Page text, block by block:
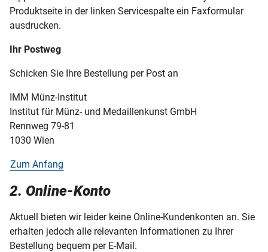
Produktseite in der linken Servicespalte ein Faxformular
ausdrucken.
Ihr Postweg
Schicken Sie Ihre Bestellung per Post an
IMM Münz-Institut
Institut für Münz- und Medaillenkunst GmbH
Rennweg 79-81
1030 Wien
Zum Anfang
2. Online-Konto
Aktuell bieten wir leider keine Online-Kundenkonten an. Sie
erhalten jedoch alle relevanten Informationen zu Ihrer
Bestellung bequem per E-Mail.